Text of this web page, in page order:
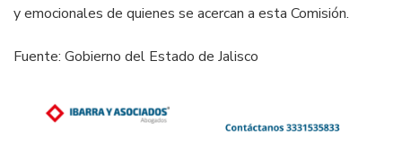
y emocionales de quienes se acercan a esta Comisión.
Fuente: Gobierno del Estado de Jalisco